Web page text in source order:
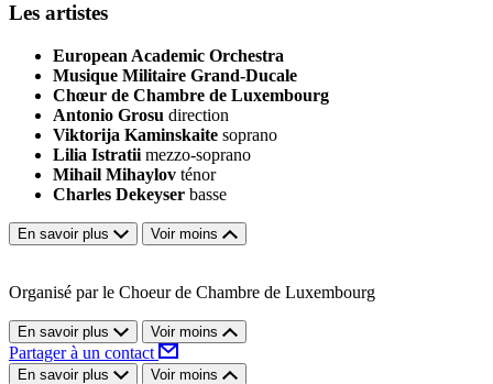
Les artistes
European Academic Orchestra
Musique Militaire Grand-Ducale
Chœur de Chambre de Luxembourg
Antonio Grosu direction
Viktorija Kaminskaite soprano
Lilia Istratii mezzo-soprano
Mihail Mihaylov ténor
Charles Dekeyser basse
En savoir plus Voir moins
Organisé par le Choeur de Chambre de Luxembourg
En savoir plus Voir moins
Partager à un contact
En savoir plus Voir moins